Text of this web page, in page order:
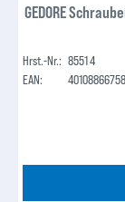
GEDORE
Hrst.-Nr.: 8551 4
EAN: